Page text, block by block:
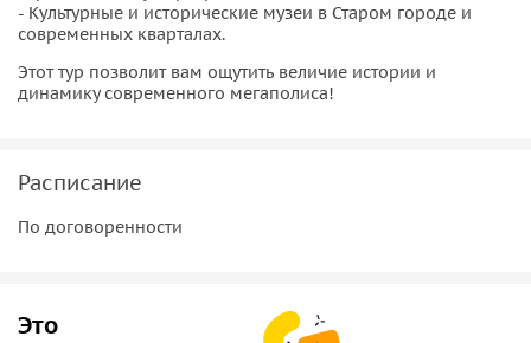
- Культурные и исторические музеи в Старом городе и
современных кварталах.
Этот тур позволит вам ощутить величие истории и
динамику современного мегаполиса!
Расписание
По договоренности
Это